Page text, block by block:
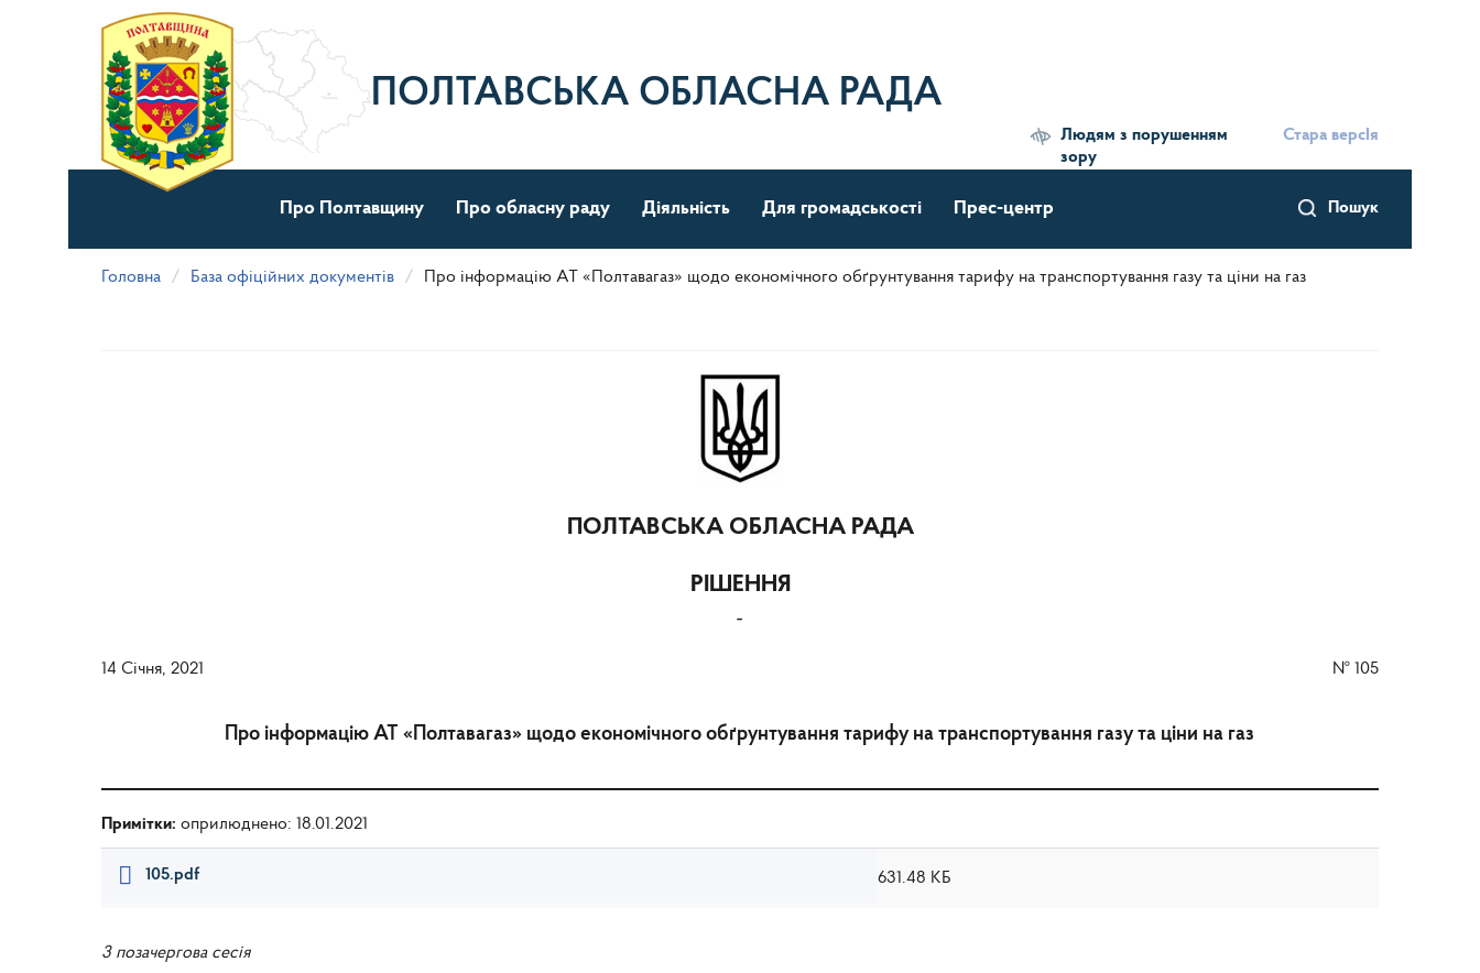
матеріалу
ПОЛТАВСЬКА ОБЛАСНА РАДА
Людям з порушенням
зору
Стара версІя
Пошук
Про Полтавщину Про обласну раду Діяльність Для громадськості Прес-центр
Головна База офіційних документів Про інформацію АТ «Полтавагаз» щодо економічного обґрунтування тарифу на транспортування газу та ціни на газ
ПОЛТАВСЬКА ОБЛАСНА РАДА
РІШЕННЯ
-
14 Січня, 2021 № 105
Про інформацію АТ «Полтавагаз» щодо економічного обґрунтування тарифу на транспортування газу та ціни на газ
Примітки: оприлюднено: 18.01.2021
105.pdf 631.48 КБ
3 позачергова сесія